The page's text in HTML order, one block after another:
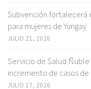
Subvención fortalecerá
para mujeres de Yungay
JULIO 21, 2026
Servicio de Salud
incremento de casos
JULIO 17, 2026